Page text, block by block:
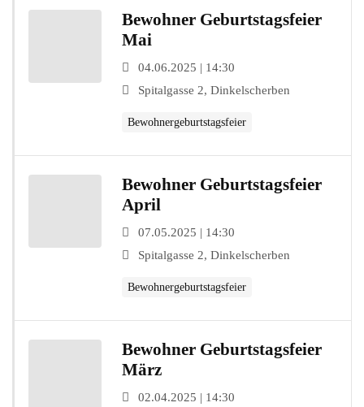
Bewohner Geburtstagsfeier
Mai
04.06.2025 | 14:30
Spitalgasse 2, Dinkelscherben
Bewohnergeburtstagsfeier
Bewohner Geburtstagsfeier
April
07.05.2025 | 14:30
Spitalgasse 2, Dinkelscherben
Bewohnergeburtstagsfeier
Bewohner Geburtstagsfeier
März
02.04.2025 | 14:30